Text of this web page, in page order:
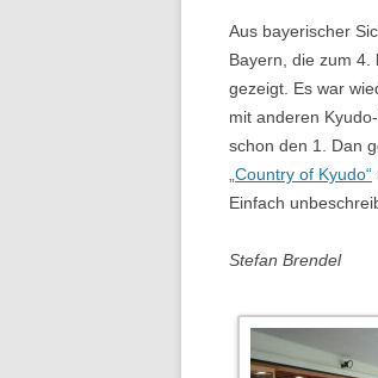
Aus bayerischer
Bayern, die zum 4.
gezeigt. Es war
mit anderen
schon den 1. Dan
„Country of Kyudo“
Einfach
Stefan Brendel